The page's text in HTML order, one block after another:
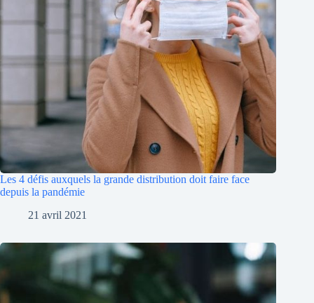
Les 4 défis auxquels la grande distribution doit faire face
depuis la pandémie
21 avril 2021